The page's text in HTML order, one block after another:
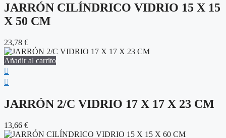
JARRÓN CILÍNDRICO VIDRIO 15 X 15
X 50 CM
23,78 €
Añadir al carrito
JARRÓN 2/C VIDRIO 17 X 17 X 23 CM
13,66 €